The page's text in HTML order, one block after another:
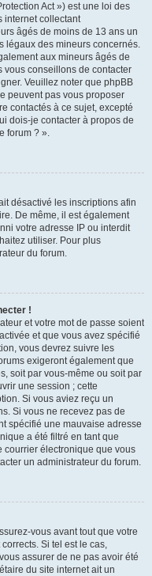
Act ») est une loi des
internet collectant
âgés de moins de 13 ans un
légaux des mineurs concernés.
aux mineurs âgés de
vous conseillons de contacter
Veuillez noter que phpBB
peuvent pas vous proposer
contactés à ce sujet, excepté
dois-je contacter à propos de
forum ? ».
désactivé les inscriptions afin
De même, il est également
votre adresse IP ou interdit
utiliser. Pour plus
du forum.
!
et votre mot de passe soient
et que vous avez spécifié
vous devrez suivre les
exigeront également que
soit par vous-même ou soit par
une session ; cette
Si vous aviez reçu un
Si vous ne recevez pas de
spécifié une mauvaise adresse
a été filtré en tant que
courrier électronique que vous
un administrateur du forum.
vous avant tout que votre
Si tel est le cas,
assurer de ne pas avoir été
du site internet ait un